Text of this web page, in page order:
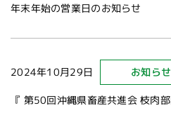
年末年始の営業日のお知らせ
2024年10月29日 お知らせ